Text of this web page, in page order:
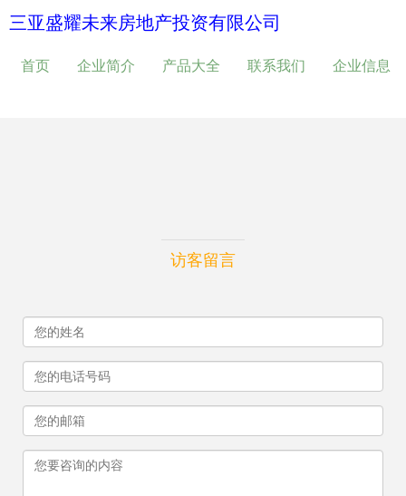
三亚盛耀未来房地产投资有限公司
首页 企业简介 产品大全 联系我们 企业信息
访客留言